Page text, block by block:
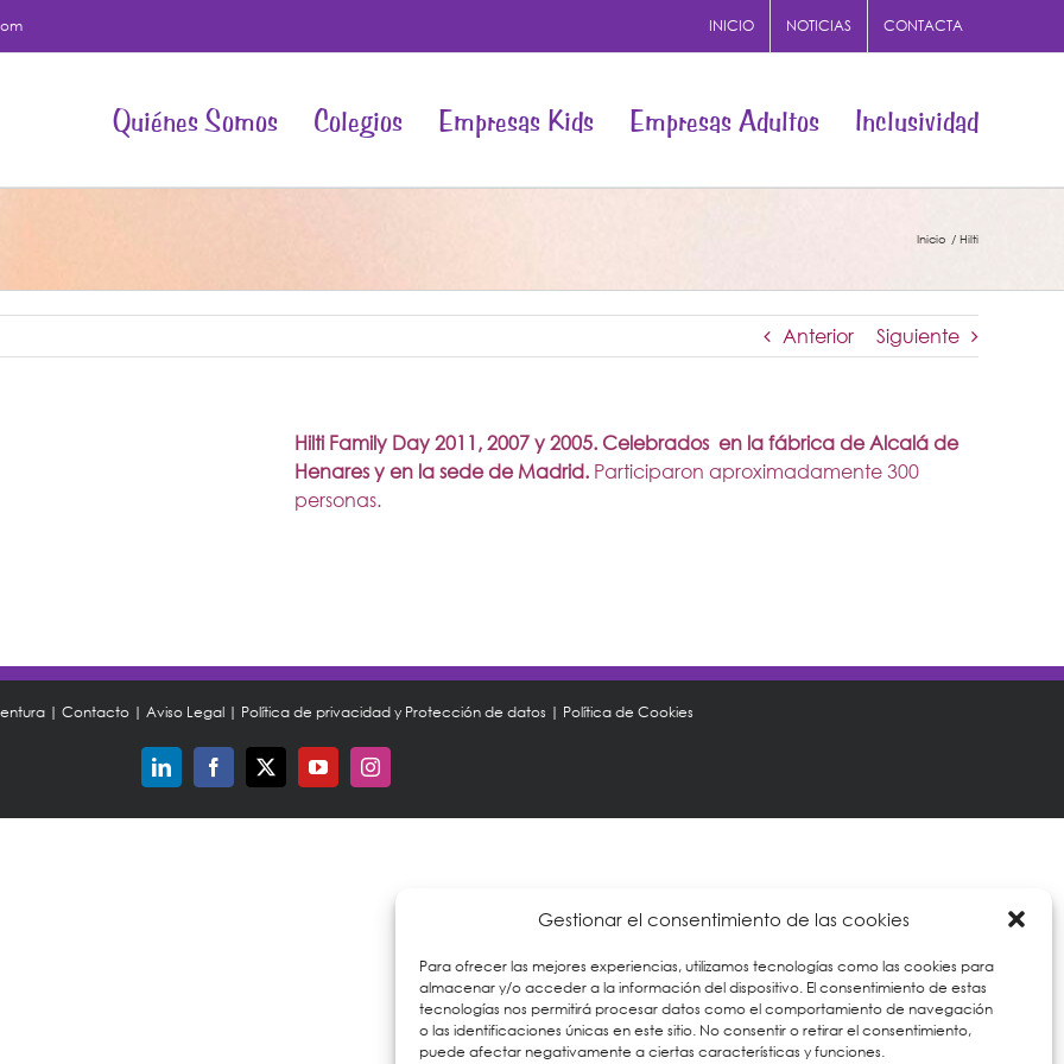
Gestionar el consentimiento de las cookies
Para ofrecer las mejores experiencias, utilizamos tecnologías como las cookies para
almacenar y/o acceder a la información del dispositivo. El consentimiento de estas
tecnologías nos permitirá procesar datos como el comportamiento de navegación
o las identificaciones únicas en este sitio. No consentir o retirar el consentimiento,
puede afectar negativamente a ciertas características y funciones.
INICIO NOTICIAS CONTACTA
Quiénes Somos Colegios Empresas Kids Empresas Adultos Inclusividad
Inicio Hilti
Anterior Siguiente
Hilti Family Day 2011, 2007 y 2005. Celebrados en la fábrica de Alcalá de
Henares y en la sede de Madrid. Participaron aproximadamente 300
personas.
| Contacto | Aviso Legal | Política de privacidad y Protección de datos | Política de Cookies
LinkedInFacebook
X YouTubeInstagram